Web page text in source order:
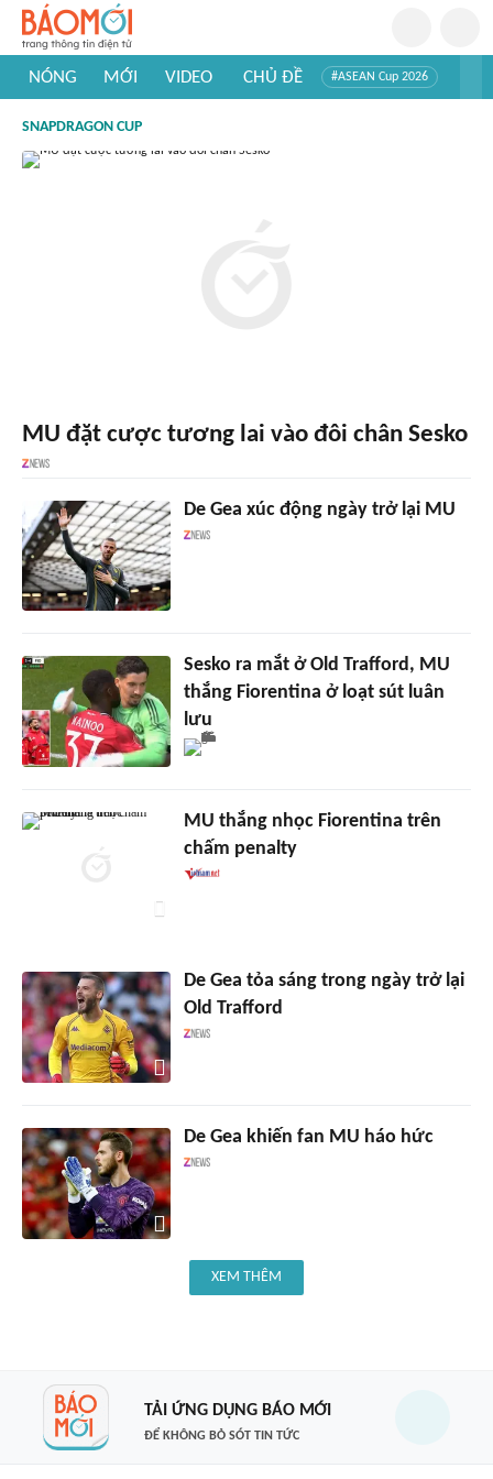
NÓNG MỚI VIDEO CHỦ ĐỀ #ASEAN Cup 2026
#Khám phá Việt Nam
SNAPDRAGON CUP
MU đặt cược tương lai vào đôi chân Sesko
De Gea xúc động ngày trở lại MU
Sesko ra mắt ở Old Trafford, MU
thắng Fiorentina ở loạt sút luân
lưu
MU thắng nhọc Fiorentina trên
chấm penalty
De Gea tỏa sáng trong ngày trở lại
Old Trafford
De Gea khiến fan MU háo hức
XEM THÊM
TẢI ỨNG DỤNG BÁO MỚI
ĐỂ KHÔNG BỎ SÓT TIN TỨC